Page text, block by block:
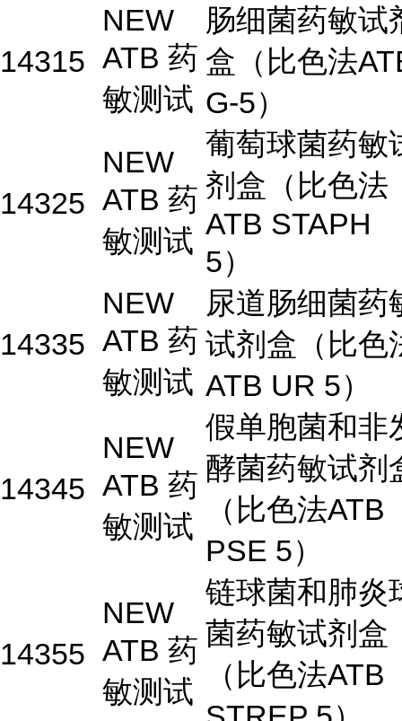
14315
NEW
ATB 药
敏测试
肠细菌药敏试
盒（比色法
G-5）
14325
NEW
ATB 药
敏测试
葡萄球菌药敏
剂盒（比色法
ATB STAPH
5）
14335
NEW
ATB 药
敏测试
尿道肠细菌药
试剂盒（比色
ATB UR 5）
14345
NEW
ATB 药
敏测试
假单胞菌和非
酵菌药敏试剂
（比色法ATB
PSE 5）
14355
NEW
ATB 药
敏测试
链球菌和肺炎
菌药敏试剂盒
（比色法ATB